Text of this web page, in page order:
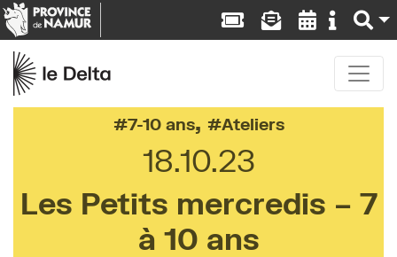
7-10 ans, Ateliers
18.10.23
Les Petits mercredis – 7
à 10 ans